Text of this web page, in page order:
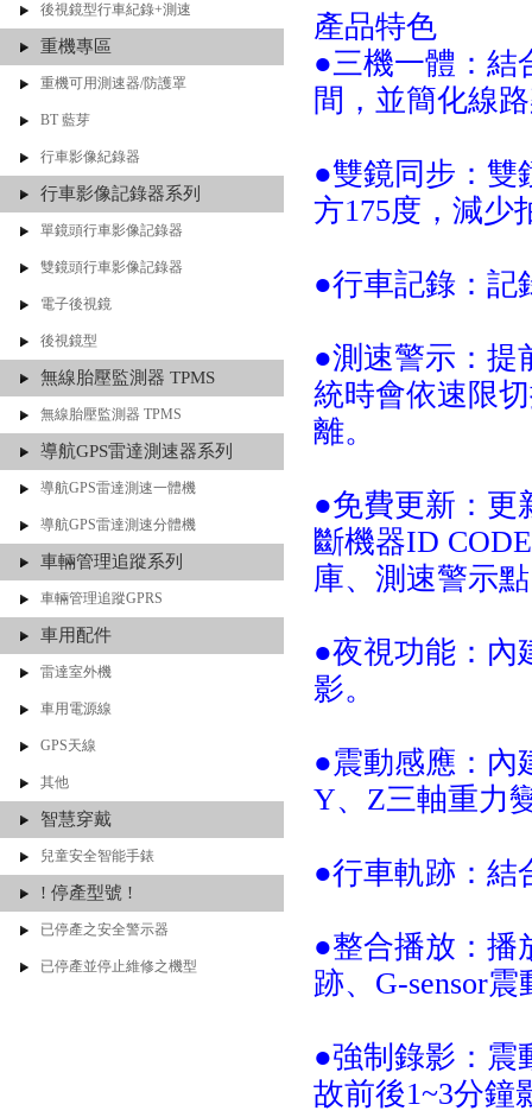
後視鏡型行車紀錄+測速
重機專區
重機可用測速器/防護罩
BT 藍芽
行車影像紀錄器
行車影像記錄器系列
單鏡頭行車影像記錄器
雙鏡頭行車影像記錄器
電子後視鏡
後視鏡型
無線胎壓監測器 TPMS
無線胎壓監測器 TPMS
導航GPS雷達測速器系列
導航GPS雷達測速一體機
導航GPS雷達測速分體機
車輛管理追蹤系列
車輛管理追蹤GPRS
車用配件
雷達室外機
車用電源線
GPS天線
其他
智慧穿戴
兒童安全智能手錶
! 停產型號 !
已停產之安全警示器
已停產並停止維修之機型
產品特色
●三機一體：結
間，並簡化線
●雙鏡同步：雙
方175度，減少
●行車記錄：記
●測速警示：提
統時會依速限
離。
●免費更新：更
斷機器ID
庫、測速警示
●夜視功能：內
影。
●震動感應：內
Y、Z三軸重力
●行車軌跡：結
●整合播放：播
跡、G-sensor
●強制錄影：震
故前後1~3分鐘